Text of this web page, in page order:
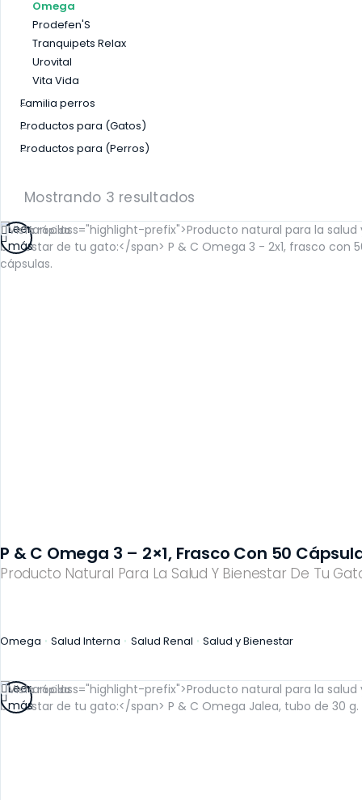
Omega
Prodefen'S
Tranquipets Relax
Urovital
Vita Vida
Familia perros
Productos para (Gatos)
Productos para (Perros)
Mostrando 3 resultados
Vista rápida
Producto Natural Para La Salud Y Bienestar De Tu
P & C Omega 3 – 2×1, Frasco Con 50
Omega Salud Interna Salud Renal Salud y Bienestar
Leer
más
Vista rápida
Leer
más